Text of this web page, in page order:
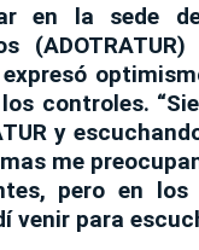
en la sede
(ADOTRATUR)
controles.
y
me
pero en
venir para